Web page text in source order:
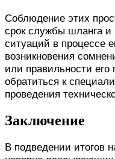
Соблюдение этих
срок службы шланга и
ситуаций в процессе
возникновения
или правильности его
обратиться к
проведения
Заключение
В подведении итогов